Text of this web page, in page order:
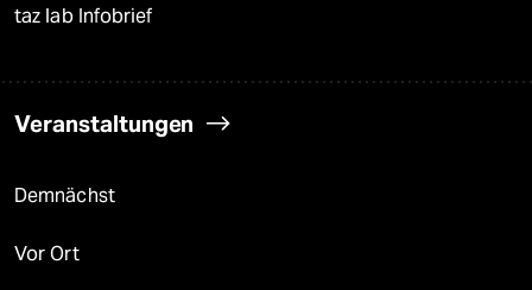
taz lab Infobrief
Veranstaltungen
Demnächst
Vor Ort